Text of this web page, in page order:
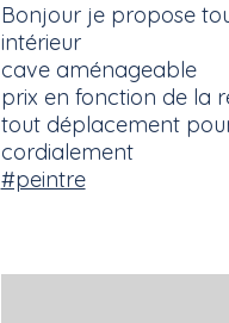
Bonjour je propose
intérieur
cave aménageable
prix en fonction de la
tout déplacement
cordialement
#peintre